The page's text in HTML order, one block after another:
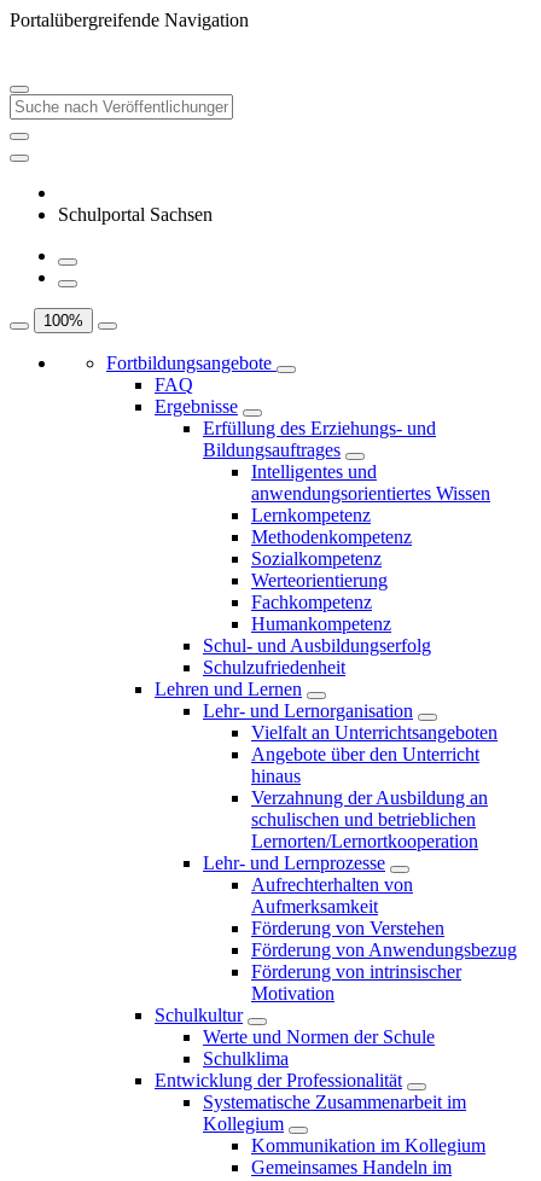
Portalübergreifende Navigation
Schulportal Sachsen
100%
Fortbildungsangebote
FAQ
Ergebnisse
Erfüllung des Erziehungs- und
Bildungsauftrages
Intelligentes und
anwendungsorientiertes Wissen
Lernkompetenz
Methodenkompetenz
Sozialkompetenz
Werteorientierung
Fachkompetenz
Humankompetenz
Schul- und Ausbildungserfolg
Schulzufriedenheit
Lehren und Lernen
Lehr- und Lernorganisation
Vielfalt an Unterrichtsangeboten
Angebote über den Unterricht
hinaus
Verzahnung der Ausbildung an
schulischen und betrieblichen
Lernorten/Lernortkooperation
Lehr- und Lernprozesse
Aufrechterhalten von
Aufmerksamkeit
Förderung von Verstehen
Förderung von Anwendungsbezug
Förderung von intrinsischer
Motivation
Schulkultur
Werte und Normen der Schule
Schulklima
Entwicklung der Professionalität
Systematische Zusammenarbeit im
Kollegium
Kommunikation im Kollegium
Gemeinsames Handeln im